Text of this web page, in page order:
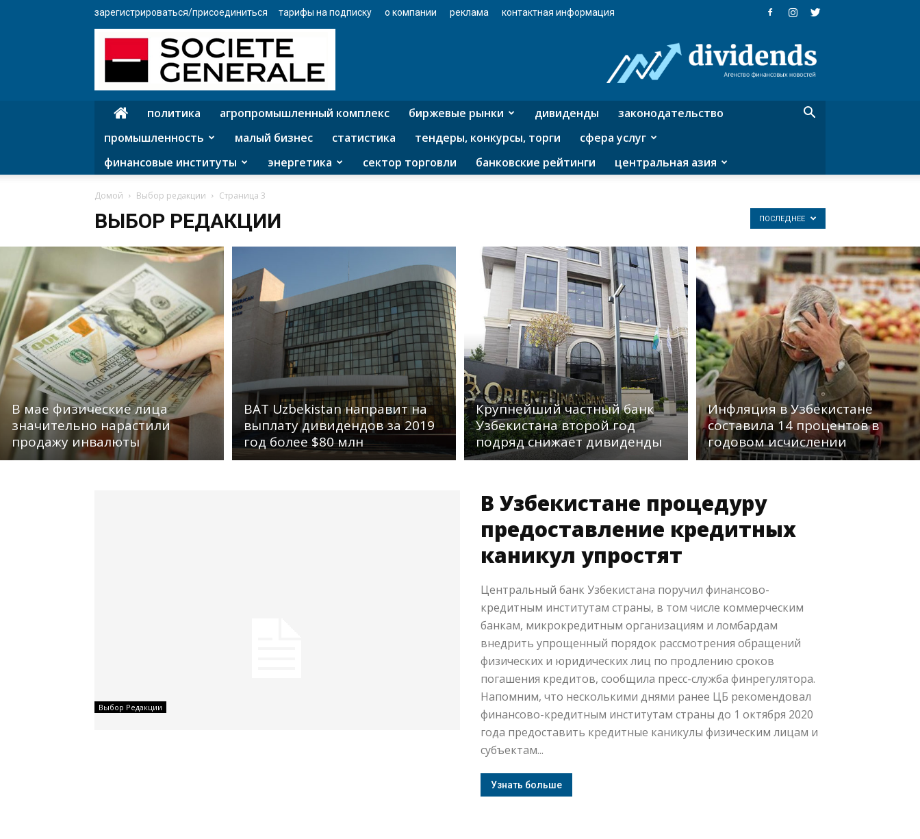
зарегистрироваться/присоединиться тарифы на подписку о компании реклама контактная информация
агентство
финансовых
политика агропромышленный комплекс биржевые рынки дивиденды
законодательство
промышленность
малый бизнес статистика тендеры, конкурсы, торги
сфера услуг
финансовые институты
энергетика сектор торговли банковские рейтинги центральная азия
Домой Выбор редакции Страница 3
ВЫБОР РЕДАКЦИИ ПОСЛЕДНЕЕ
В мае физические лица
значительно нарастили
продажу инвалюты
BAT Uzbekistan направит на
выплату дивидендов за 2019
год более $80 млн
Крупнейший частный банк
Узбекистана второй год
подряд снижает дивиденды
Инфляция в Узбекистане
составила 14 процентов в
годовом исчислении
Выбор Редакции
В Узбекистане процедуру
предоставление кредитных
каникул упростят
Центральный банк Узбекистана поручил финансово-
кредитным институтам страны, в том числе коммерческим
банкам, микрокредитным организациям и ломбардам
внедрить упрощенный порядок рассмотрения обращений
физических и юридических лиц по продлению сроков
погашения кредитов, сообщила пресс-служба финрегулятора.
Напомним, что несколькими днями ранее ЦБ рекомендовал
финансово-кредитным институтам страны до 1 октября 2020
года предоставить кредитные каникулы физическим лицам и
субъектам...
Узнать больше